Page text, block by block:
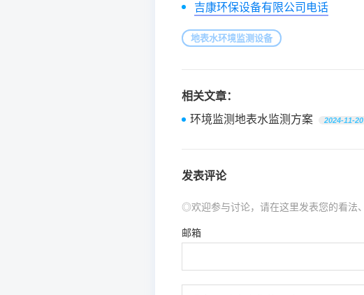
吉康环保设备有限公司电话
地表水环境监测设备
相关文章：
环境监测地表水监测方案
2024-11-
发表评论
◎欢迎参与讨论，请在这里发表您的看法
邮箱